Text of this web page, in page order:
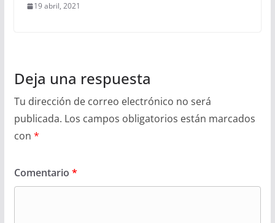
19 abril, 2021
Deja una respuesta
Tu dirección de correo electrónico no será
publicada. Los campos obligatorios están marcados
con *
Comentario *